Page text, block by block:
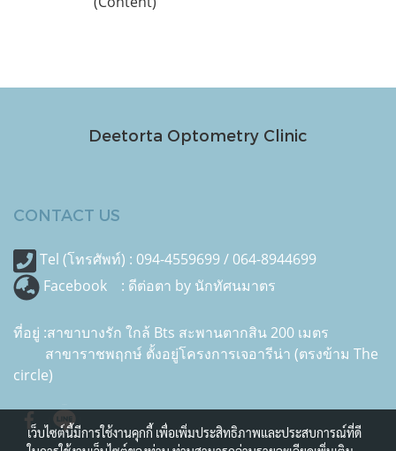
Deetorta Optometry Clinic
CONTACT US
Tel (โทรศัพท์) : 094-4559699 / 064-8944699
Facebook : ดีต่อตา by นักทัศนมาตร
ที่อยู่ :สาขาบางรัก ใกล้ Bts สะพานตากสิน 200 เมตร
สาขาราชพฤกษ์ ตั้งอยู่โครงการเจอารีน่า (ตรงข้าม The
circle)
เว็บไซต์นี้มีการใช้งานคุกกี้ เพื่อเพิ่มประสิทธิภาพและประสบการณ์ที่ดี